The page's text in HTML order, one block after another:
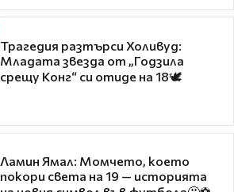
Трагедия разтърси Холивуд:
Младата звезда от „Годзила
срещу Конг“ си отиде на 18🕊️
Ламин Ямал: Момчето, което
покори света на 19 — историята